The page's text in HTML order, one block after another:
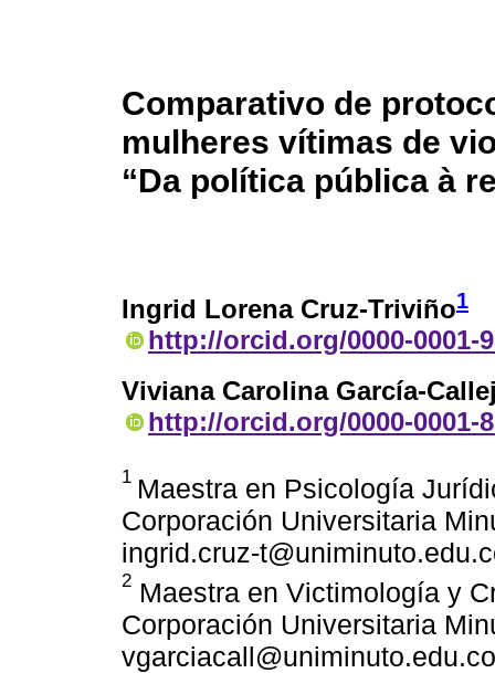
Comparativo de
mulheres vítimas de
“Da política pública à
Ingrid Lorena Cruz-Triviño1
http://orcid.org/0000-0001-
Viviana Carolina García-
http://orcid.org/0000-0001-
1 Maestra en Psicología
Corporación Universitaria
ingrid.cruz-
2 Maestra en Victimología y
Corporación Universitaria
vgarciacall@uniminuto.edu.co